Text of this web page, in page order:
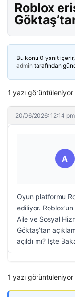
Roblox
Bu konu 0 yanıt
admin tarafından
1 yazı
20/06/2026: 12:14 pm
A
Oyun platformu
ediliyor.
Aile ve Sosyal
Göktaş’tan
açıldı mı? İşte
1 yazı